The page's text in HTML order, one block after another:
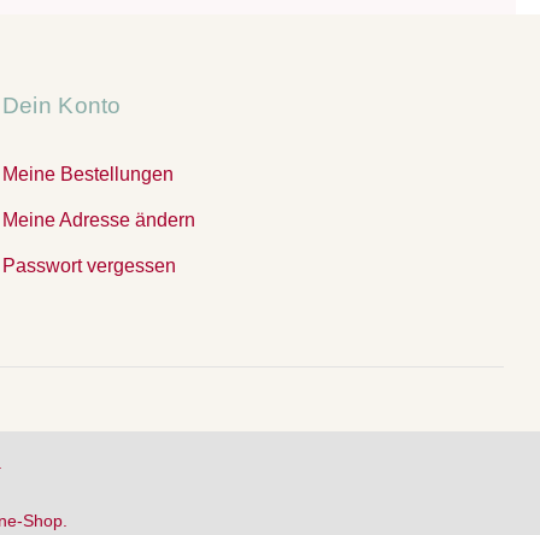
Dein Konto
Meine Bestellungen
Meine Adresse ändern
Passwort vergessen
Shop.